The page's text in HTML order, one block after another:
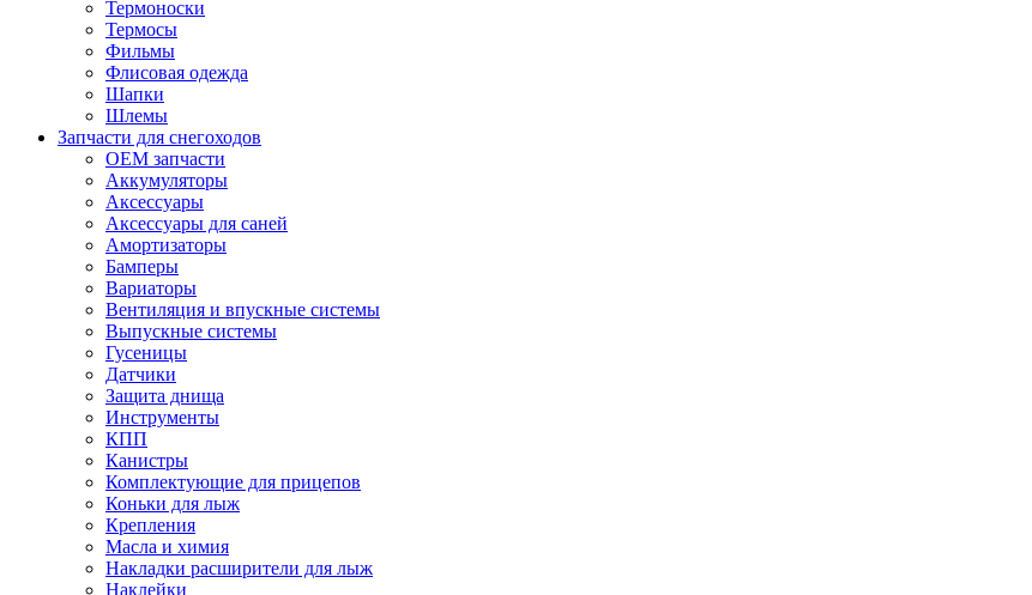
Термоноски
Термосы
Фильмы
Флисовая одежда
Шапки
Шлемы
Запчасти для снегоходов
OEM запчасти
Аккумуляторы
Аксессуары
Аксессуары для саней
Амортизаторы
Бамперы
Вариаторы
Вентиляция и впускные системы
Выпускные системы
Гусеницы
Датчики
Защита днища
Инструменты
КПП
Канистры
Комплектующие для прицепов
Коньки для лыж
Крепления
Масла и химия
Накладки расширители для лыж
Наклейки